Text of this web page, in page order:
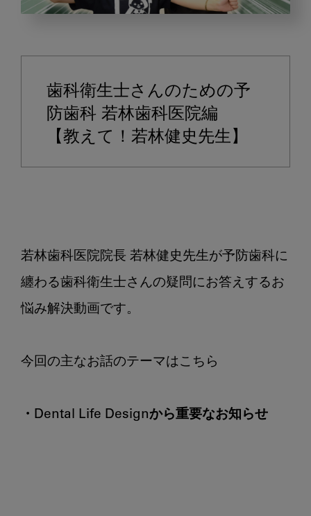
Design
お
歯科衛生士さんのための予
防歯科 若林歯科医院編
【教えて！若林健史先生】
若林歯科医院院長 若林健史先生が予防歯科に
纏わる歯科衛生士さんの疑問にお答えするお
悩み解決動画です。
・Dental Life Designから重要なお知らせ